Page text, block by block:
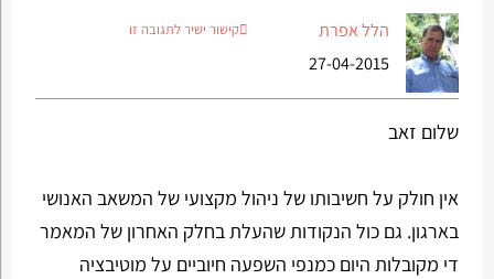
הלל אפרת
27-04-2015
קישור ישיר לתגובה זו
שלום זאב
אין חולק על חשיבותו של ניהול מקצועי של המשאב האנושי
בארגון. גם כול הנקודות שהעלת בחלק האחרון של המאמר
די מקובלות היום כמנפי השפעה חיוביים על מוטיבציה